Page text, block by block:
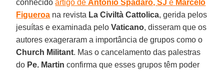
conhecidoartigo deAntonio Spadaro, SJ e Marcelo
Figueroa na revista La Civiltà Cattolica, gerida pelos
jesuítas e examinada peloVaticano, disseram que os
autores exageraram a importância de grupos como o
Church Militant. Mas o cancelamento das palestras
do Pe. Martin confirma que esses grupos têm poder